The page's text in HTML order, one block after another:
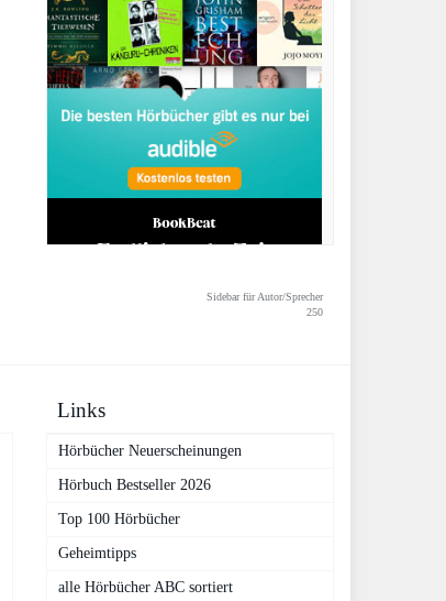
Sidebar für Autor/Sprecher
250
Links
Hörbücher Neuerscheinungen
Hörbuch Bestseller 2026
Top 100 Hörbücher
Geheimtipps
alle Hörbücher ABC sortiert